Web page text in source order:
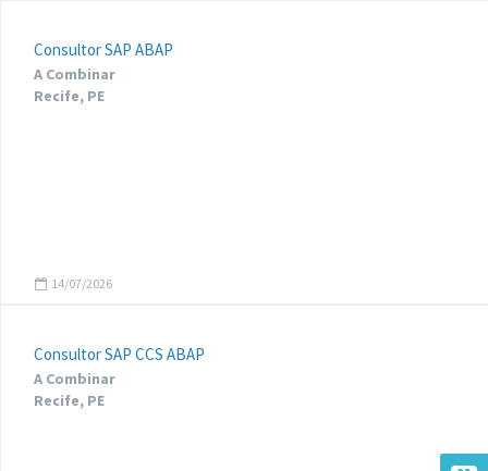
Consultor SAP ABAP
A Combinar
Recife, PE
14/07/2026
Consultor SAP CCS ABAP
A Combinar
Recife, PE